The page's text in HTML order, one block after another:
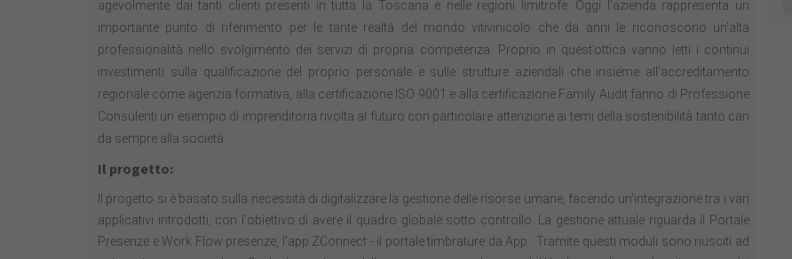
agevolmente dai tanti clienti presenti in tutta la Toscana e nelle regioni limitrofe. Oggi l’azienda rappresenta un
importante punto di riferimento per le tante realtà del mondo vitivinicolo che da anni le riconoscono un’alta
professionalità nello svolgimento dei servizi di propria competenza. Proprio in quest’ottica vanno letti i continui
investimenti sulla qualificazione del proprio personale e sulle strutture aziendali che insieme all’accreditamento
regionale come agenzia formativa, alla certificazione ISO 9001 e alla certificazione Family Audit fanno di Professione
Consulenti un esempio di imprenditoria rivolta al futuro con particolare attenzione ai temi della sostenibilità tanto cari
da sempre alla società.
Il progetto:
Il progetto si è basato sulla necessità di digitalizzare la gestione delle risorse umane, facendo un’integrazione tra i vari
applicativi introdotti, con l'obiettivo di avere il quadro globale sotto controllo. La gestione attuale riguarda il Portale
Presenze e Work Flow presenze, l'app ZConnect - il portale timbrature da App . Tramite questi moduli sono riusciti ad